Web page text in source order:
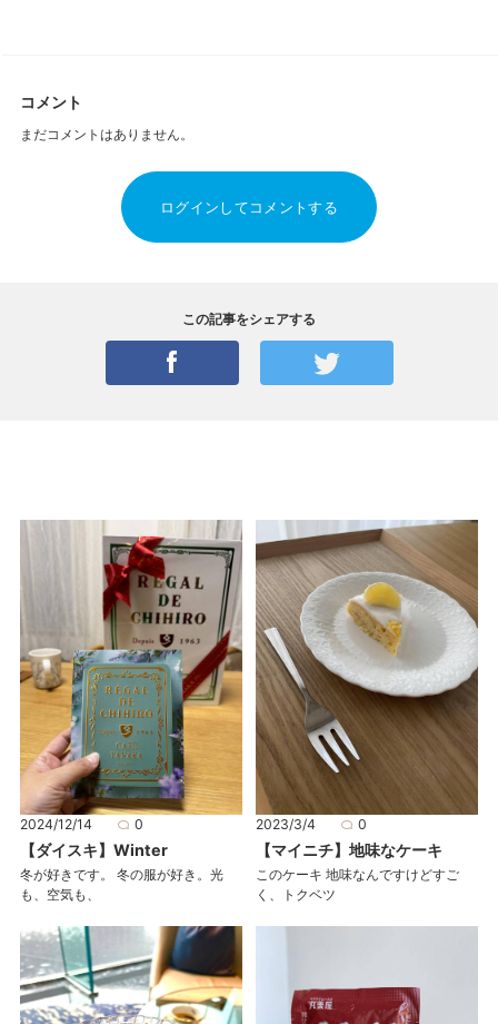
コメント
まだコメントはありません。
ログインしてコメントする
この記事をシェアする
2024/12/14 0
【ダイスキ】Winter
冬が好きです。 冬の服が好き。光
も、空気も、
2023/3/4 0
【マイニチ】地味なケーキ
このケーキ 地味なんですけどすご
く、トクベツ